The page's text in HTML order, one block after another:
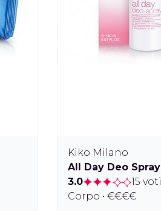
Kiko Milano
All Day Deo Spray
3.0
15 voti
Corpo • €€€€